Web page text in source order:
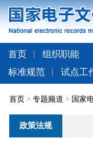
首页 组织职能
标准规范
试点工
首页> 专题频道 > 国家
政策法规